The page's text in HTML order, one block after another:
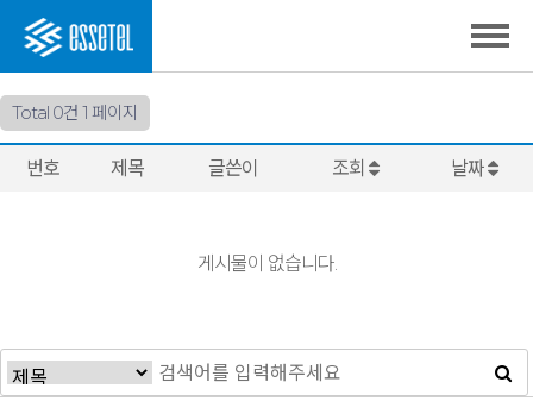
Total 0건 1 페이지
번호 제목 글쓴이 조회 날짜
게시물이 없습니다.